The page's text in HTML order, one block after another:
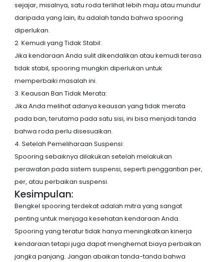
sejajar, misalnya, satu roda terlihat lebih maju atau mundur
daripada yang lain, itu adalah tanda bahwa spooring
diperlukan.
2. Kemudi yang Tidak Stabil:
Jika kendaraan Anda sulit dikendalikan atau kemudi terasa
tidak stabil, spooring mungkin diperlukan untuk
memperbaiki masalah ini.
3. Keausan Ban Tidak Merata:
Jika Anda melihat adanya keausan yang tidak merata
pada ban, terutama pada satu sisi, ini bisa menjadi tanda
bahwa roda perlu disesuaikan.
4. Setelah Pemeliharaan Suspensi:
Spooring sebaiknya dilakukan setelah melakukan
perawatan pada sistem suspensi, seperti penggantian per,
per, atau perbaikan suspensi.
Kesimpulan:
Bengkel spooring terdekat adalah mitra yang sangat
penting untuk menjaga kesehatan kendaraan Anda.
Spooring yang teratur tidak hanya meningkatkan kinerja
kendaraan tetapi juga dapat menghemat biaya perbaikan
jangka panjang. Jangan abaikan tanda-tanda bahwa